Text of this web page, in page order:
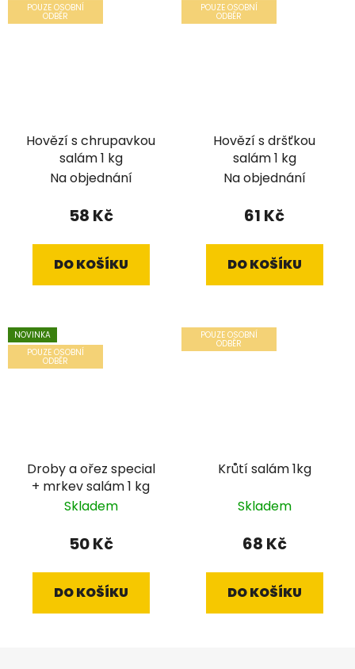
POUZE OSOBNÍ
ODBĚR
Hovězí s chrupavkou
salám 1 kg
Na objednání
58 Kč
DO KOŠÍKU
POUZE OSOBNÍ
ODBĚR
Hovězí s dršťkou
salám 1 kg
Na objednání
61 Kč
DO KOŠÍKU
NOVINKA
POUZE OSOBNÍ
ODBĚR
Droby a ořez special
+ mrkev salám 1 kg
Skladem
50 Kč
DO KOŠÍKU
POUZE OSOBNÍ
ODBĚR
Krůtí salám 1kg
Skladem
68 Kč
DO KOŠÍKU